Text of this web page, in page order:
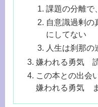
課題の分離で
自意識過剰の
にしてない
人生は刹那
嫌われる勇気
この本との出
嫌われる勇気